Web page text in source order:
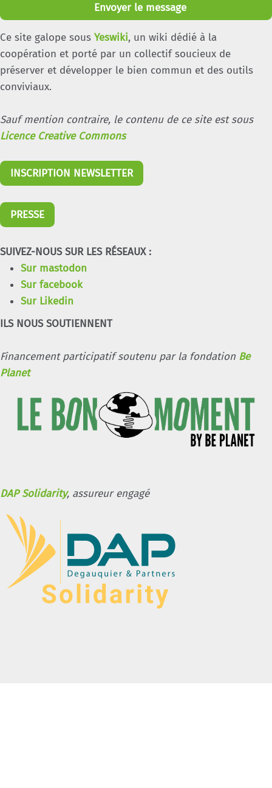
Envoyer le message
Ce site galope sous Yeswiki, un wiki dédié à la
coopération et porté par un collectif soucieux de
préserver et développer le bien commun et des outils
conviviaux.
Sauf mention contraire, le contenu de ce site est sous
Licence Creative Commons
INSCRIPTION NEWSLETTER
PRESSE
SUIVEZ-NOUS SUR LES RÉSEAUX :
Sur mastodon
Sur facebook
Sur Likedin
ILS NOUS SOUTIENNENT
Financement participatif soutenu par la fondation Be
Planet
DAP Solidarity, assureur engagé